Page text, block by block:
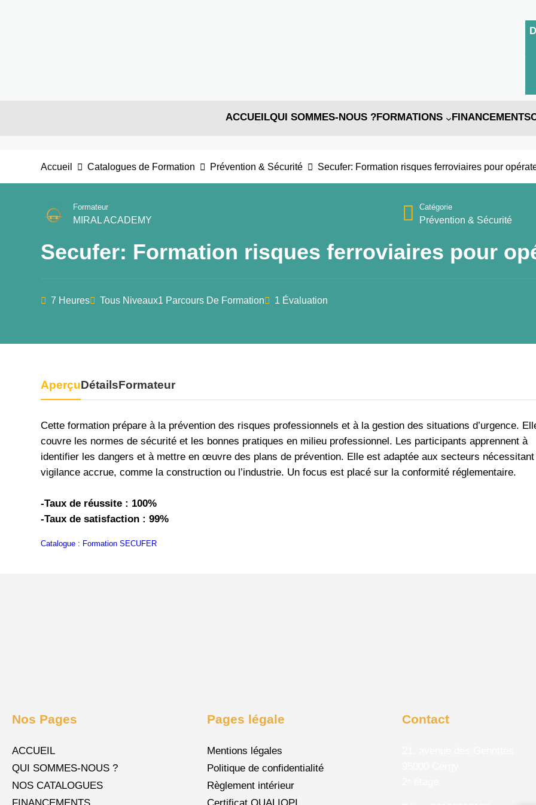
ACCUEILQUI SOMMES-NOUS ?FORMATIONS FINANCEMENTS
Accueil Catalogues de Formation Prévention & Sécurité Secufer: Formation risques ferroviaires pour
Formateur
MIRAL ACADEMY
Catégorie
Prévention & Sécurité
Secufer: Formation risques ferroviaires pour
7 Heures Tous Niveaux1 Parcours De Formation 1 Évaluation
AperçuDétailsFormateur
Cette formation prépare à la prévention des risques professionnels et à la gestion des situations d’urgence.
couvre les normes de sécurité et les bonnes pratiques en milieu professionnel. Les participants apprennent à
identifier les dangers et à mettre en œuvre des plans de prévention. Elle est adaptée aux secteurs nécessitant
vigilance accrue, comme la construction ou l’industrie. Un focus est placé sur la conformité réglementaire.
-Taux de réussite : 100%
-Taux de satisfaction : 99%
Catalogue : Formation SECUFER
Nos Pages
ACCUEIL
QUI SOMMES-NOUS ?
NOS CATALOGUES
Pages légale
Mentions légales
Politique de confidentialité
Règlement intérieur
Contact